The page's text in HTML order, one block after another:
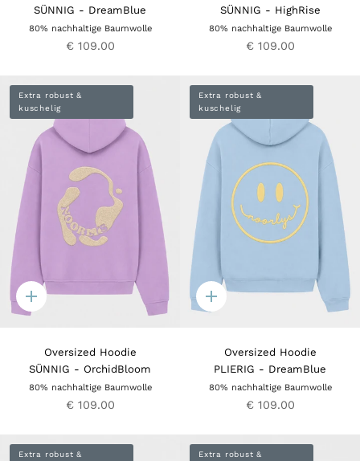
SÜNNIG - DreamBlue
80% nachhaltige Baumwolle
€ 109.00
SÜNNIG - HighRise
80% nachhaltige Baumwolle
€ 109.00
Quick
add
Extra robust &
kuschelig
Oversized Hoodie
SÜNNIG - OrchidBloom
80% nachhaltige Baumwolle
€ 109.00
Quick
add
Extra robust &
kuschelig
Oversized Hoodie
PLIERIG - DreamBlue
80% nachhaltige Baumwolle
€ 109.00
Extra robust &
Extra robust &